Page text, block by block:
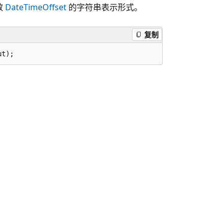
DateTimeOffset 的字符串表示形式。
复制